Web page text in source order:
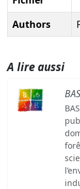
Authors
A lire aussi